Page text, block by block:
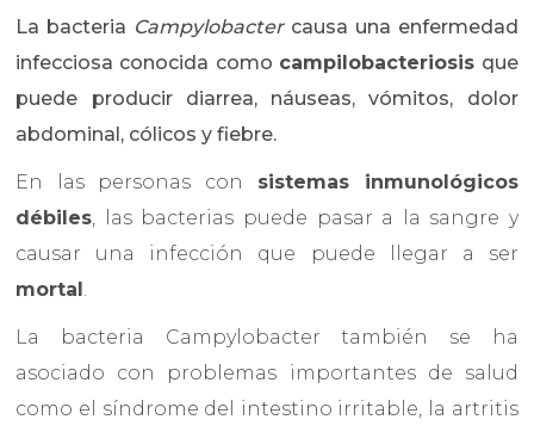
La bacteria Campylobactercausa una enfermedad
infecciosa conocida como campilobacteriosis que
puede producir diarrea, náuseas, vómitos, dolor
abdominal, cólicos y fiebre.
En las personas con sistemas inmunológicos
débiles, las bacterias puede pasar a la sangre y
causar una infección que puede llegar a ser
mortal .
La bacteria Campylobacter también se ha
asociado con problemas importantes de salud
como el síndrome del intestino irritable, la artritis